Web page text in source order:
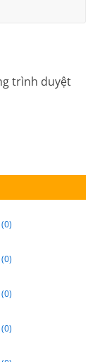
trình duyệt